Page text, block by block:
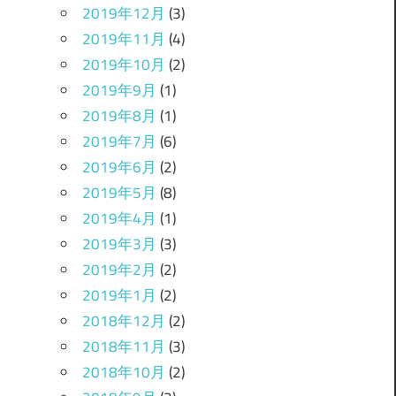
2019年12月 (3)
2019年11月 (4)
2019年10月 (2)
2019年9月 (1)
2019年8月 (1)
2019年7月 (6)
2019年6月 (2)
2019年5月 (8)
2019年4月 (1)
2019年3月 (3)
2019年2月 (2)
2019年1月 (2)
2018年12月 (2)
2018年11月 (3)
2018年10月 (2)